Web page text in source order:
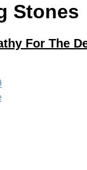
Stones
For The
zu
Soundtrack